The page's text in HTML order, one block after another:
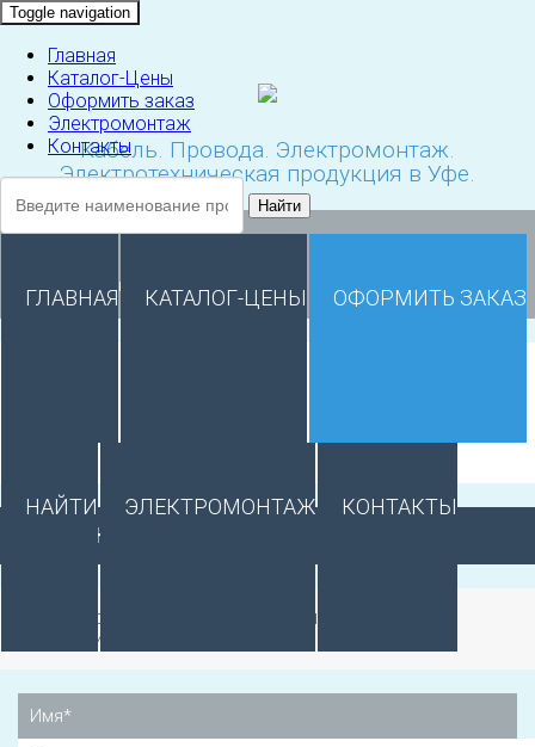
Кабель. Провода. Электромонтаж.
Электротехническая продукция в Уфе.
Понедельник - Пятница: 9:00 - 17:00
Toggle navigation
Главная
Каталог-Цены
Оформить заказ
Электромонтаж
Контакты
Найти
ГЛАВНАЯ КАТАЛОГ-ЦЕНЫ ОФОРМИТЬ ЗАКАЗ
НАЙТИ ЭЛЕКТРОМОНТАЖ КОНТАКТЫ
КОРЗИНА
Для оформления заказа, пожалуйста, заполните
необходимые данные
Имя*